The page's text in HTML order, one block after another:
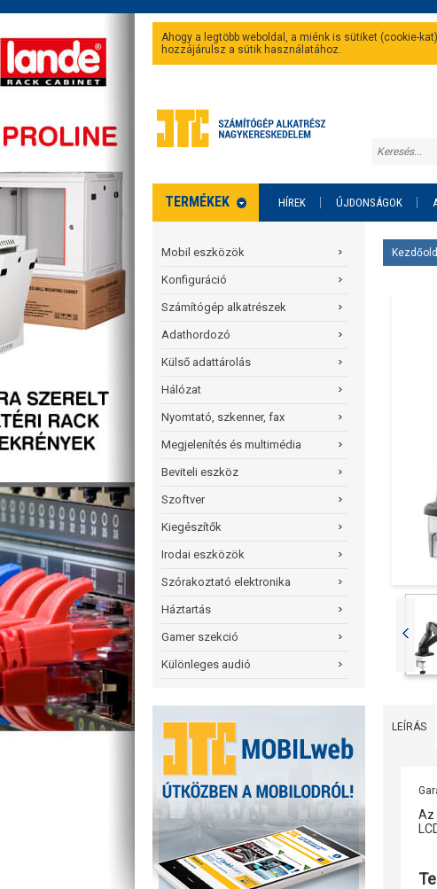
Ahogy a legtöbb weboldal, a miénk is sütiket (cookie-
hozzájárulsz a sütik használatához.
TERMÉKEK HÍREK ÚJDONSÁGOK
Mobil eszközök
Konfiguráció
Számítógép alkatrészek
Adathordozó
Külső adattárolás
Hálózat
Nyomtató, szkenner, fax
Megjelenítés és multimédia
Beviteli eszköz
Szoftver
Kiegészítők
Irodai eszközök
Szórakoztató elektronika
Háztartás
Gamer szekció
Különleges audió
LEÍRÁS
Az